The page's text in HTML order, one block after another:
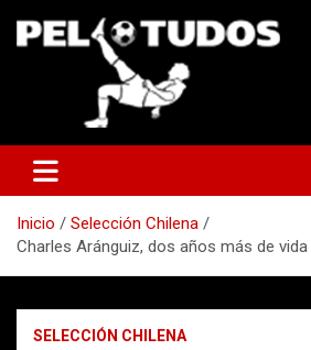
Inicio
Selección Chilena
Charles Aránguiz, dos años más de
SELECCIÓN CHILENA